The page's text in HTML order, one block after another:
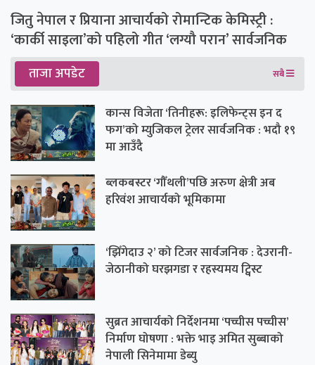
जितु नेपाल र प्रियाना आचार्यको रोमान्टिक केमिस्ट्री :
‘कार्की साइला’को पहिलो गीत ‘लग्यौ परान’ सार्वजनिक
ताजा अपडेट सबै
कान्स विजेता ‘तिनीहरू: इलिफेन्ट्स इन द
फग’को म्युजिकल ट्रेलर सार्वजनिक : भदौ १९
मा आउँदै
ब्लकबस्टर ‘गौँथली’पछि अरुण क्षेत्री अब
हरिवंश आचार्यको भूमिकामा
‘झिँगेदाउ २’ को टिजर सार्वजनिक : देउरानी-
जेठानीको घरझगडा र रहस्यमय ट्विस्ट
सुब्रत आचार्यको निर्देशनमा ‘पच्चीस पच्चीस’
निर्माण घोषणा : भक्ते भाइ अमित सुब्बाको
नेपाली सिनेमामा डेब्यु